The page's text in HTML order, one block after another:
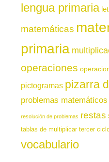
lengua primaria
matemáticas
primaria
operaciones
pictogramas pizarra
problemas matemáticos
resolución de problemas restas
tablas de multiplicar tercer
vocabulario